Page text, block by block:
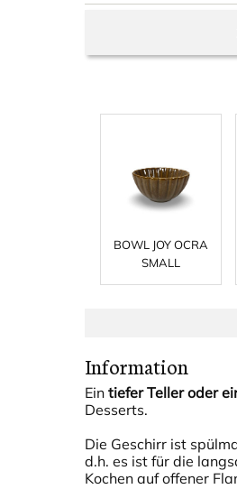
BOWL JOY OCRA
SMALL
Information
Ein tiefer Teller oder
Desserts.
Die Geschirr ist
d.h. es ist für die
Kochen auf offener